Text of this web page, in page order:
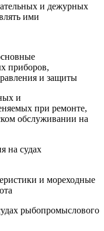
и дежурных
ими
приборов,
и защиты
и
при ремонте,
обслуживании на
на судах
и мореходные
рыбопромыслового